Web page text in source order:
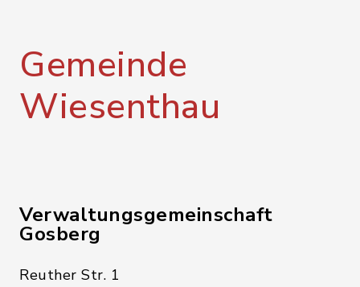
Gemeinde
Wiesenthau
Verwaltungsgemeinschaft
Gosberg
Reuther Str. 1